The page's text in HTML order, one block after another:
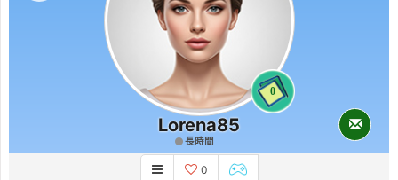
0
Lorena85
長時間
0